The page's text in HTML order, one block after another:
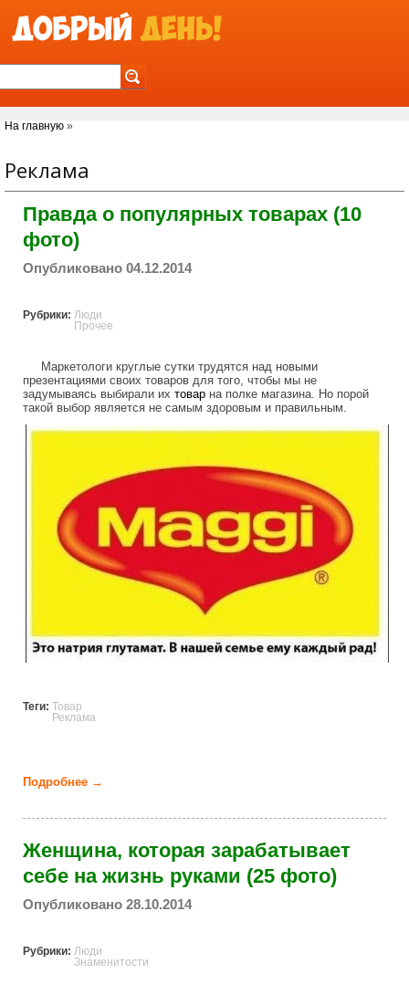
Вы здесь
На главную »
Реклама
Правда о популярных товарах (10
фото)
Опубликовано 04.12.2014
Рубрики: Люди
Прочее
Маркетологи круглые сутки трудятся над новыми
презентациями своих товаров для того, чтобы мы не
задумываясь выбирали их товар на полке магазина. Но порой
такой выбор является не самым здоровым и правильным.
truth_about_groseries.jpg
Теги: Товар
Реклама
Подробнее →
Женщина, которая зарабатывает
себе на жизнь руками (25 фото)
Опубликовано 28.10.2014
Рубрики: Люди
Знаменитости